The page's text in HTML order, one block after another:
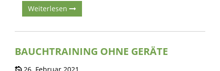
Weiterlesen
BAUCHTRAINING OHNE GERÄTE